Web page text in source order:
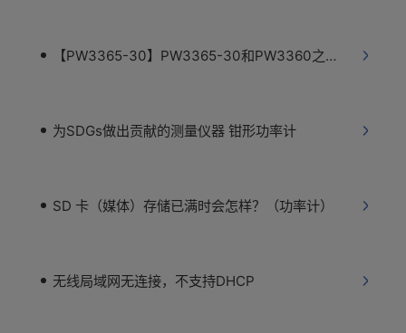
【PW3365-30】PW3365-30和PW3360之间的差异
为SDGs做出贡献的测量仪器 钳形功率计
SD 卡（媒体）存储已满时会怎样？（功率计）
无线局域网无连接，不支持DHCP